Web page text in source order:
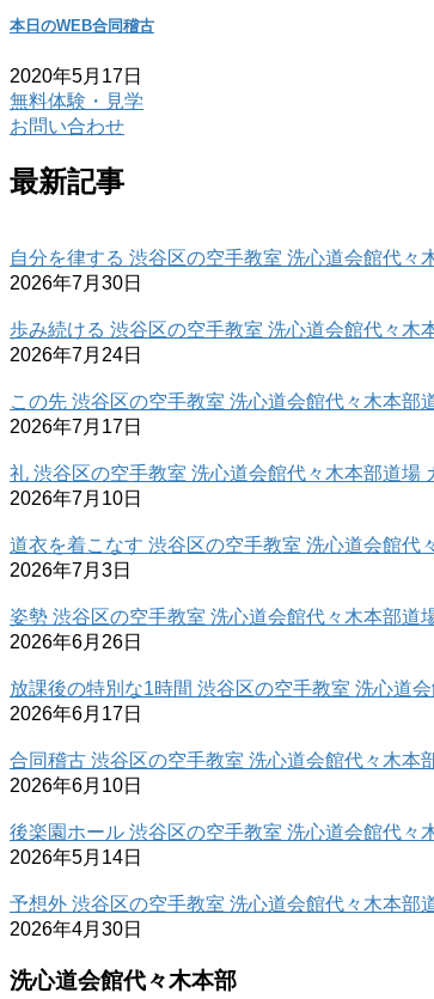
本日のWEB合同稽古
2020年5月17日
無料体験・見学
お問い合わせ
最新記事
自分を律する 渋谷区の空手教室 洗心道会館代々
2026年7月30日
歩み続ける 渋谷区の空手教室 洗心道会館代々木
2026年7月24日
この先 渋谷区の空手教室 洗心道会館代々木本部
2026年7月17日
礼 渋谷区の空手教室 洗心道会館代々木本部道場
2026年7月10日
道衣を着こなす 渋谷区の空手教室 洗心道会館代
2026年7月3日
姿勢 渋谷区の空手教室 洗心道会館代々木本部道
2026年6月26日
放課後の特別な1時間 渋谷区の空手教室 洗心道
2026年6月17日
合同稽古 渋谷区の空手教室 洗心道会館代々木本
2026年6月10日
後楽園ホール 渋谷区の空手教室 洗心道会館代々
2026年5月14日
予想外 渋谷区の空手教室 洗心道会館代々木本部
2026年4月30日
洗心道会館代々木本部